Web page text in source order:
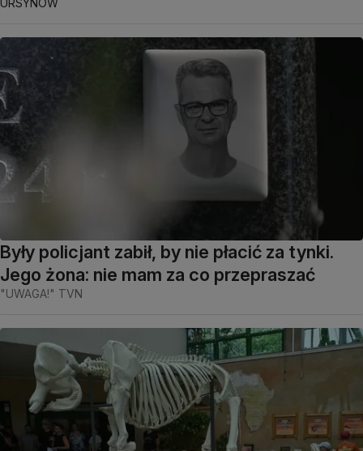
URSYNÓW
Były policjant zabił, by nie płacić za tynki.
Jego żona: nie mam za co przepraszać
"UWAGA!" TVN